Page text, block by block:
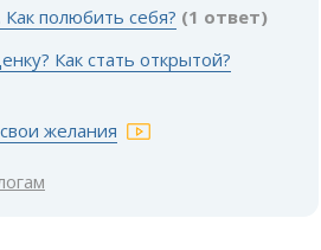
полюбить себя? (1 ответ)
Как стать открытой?
желания